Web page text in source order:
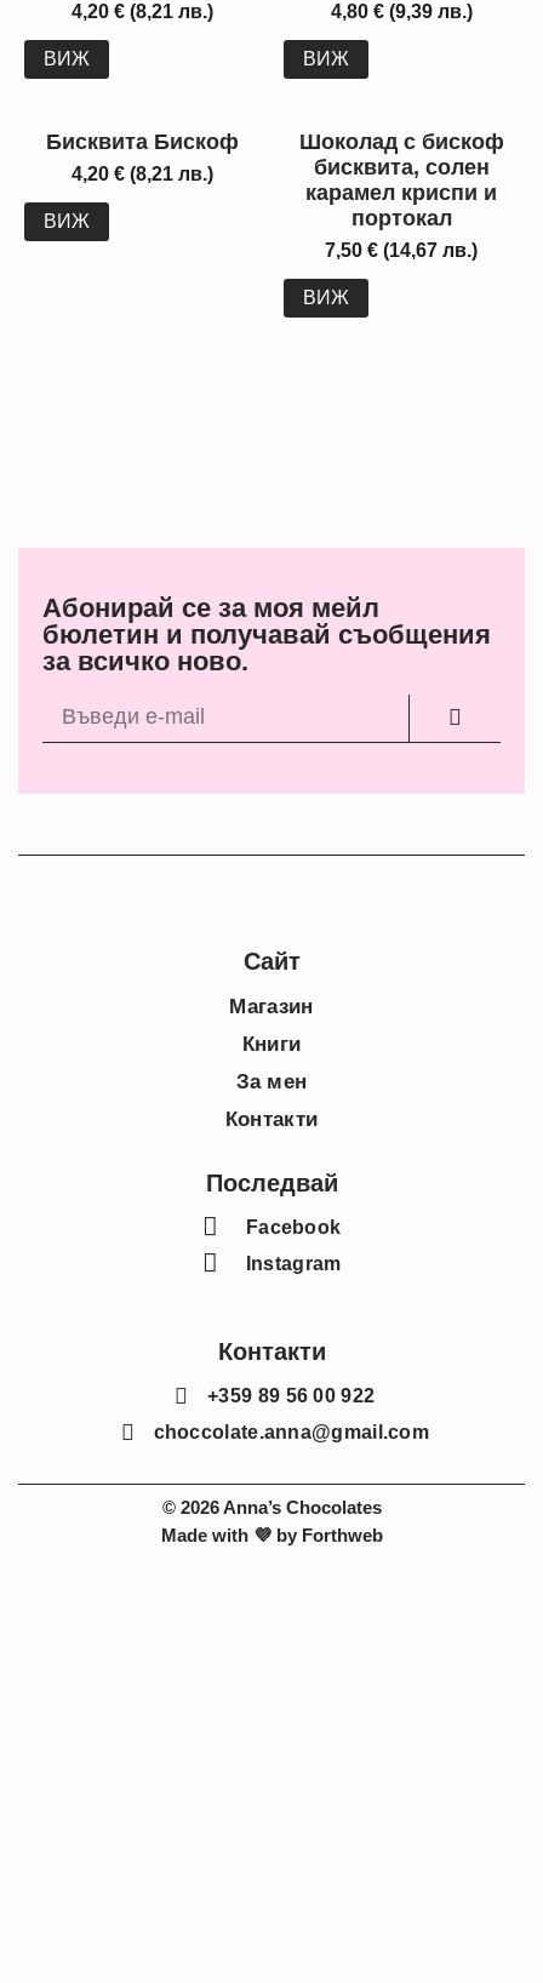
4,20 €(8,21 лв.)
ВИЖ
4,80 €(9,39 лв.)
ВИЖ
Бисквита Бискоф
4,20 €(8,21 лв.)
ВИЖ
Шоколад с бискоф
бисквита, солен
карамел криспи и
портокал
7,50 € (14,67 лв.)
ВИЖ
Абонирай се за моя мейл
бюлетин и получавай съобщения
за всичко ново.
Сайт
Магазин
Книги
За мен
Контакти
Контакти
+359 89 56 00 922
choccolate.anna@gmail.com
Последвай
Facebook
Instagram
© 2026 Anna’s Chocolates
Made with 💜 by Forthweb